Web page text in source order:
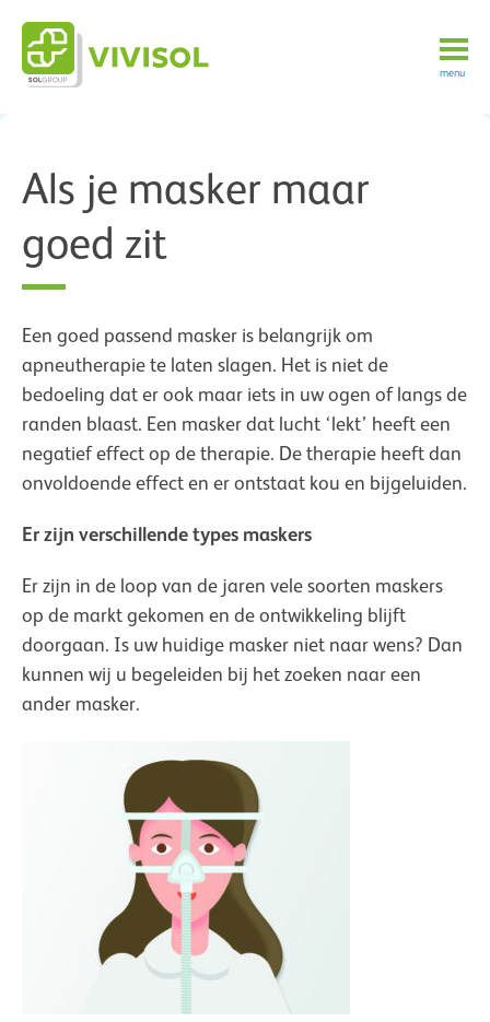
menu
Als je masker maar
goed zit
Een goed passend masker is belangrijk om
apneutherapie te laten slagen. Het is niet de
bedoeling dat er ook maar iets in uw ogen of langs de
randen blaast. Een masker dat lucht ‘lekt’ heeft een
negatief effect op de therapie. De therapie heeft dan
onvoldoende effect en er ontstaat kou en bijgeluiden.
Er zijn verschillende types maskers
Er zijn in de loop van de jaren vele soorten maskers
op de markt gekomen en de ontwikkeling blijft
doorgaan. Is uw huidige masker niet naar wens? Dan
kunnen wij u begeleiden bij het zoeken naar een
ander masker.